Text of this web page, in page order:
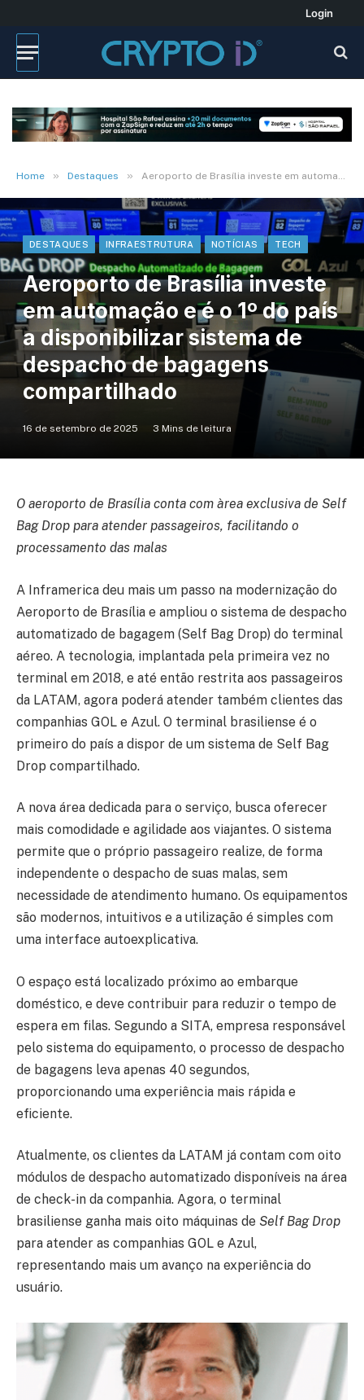
Login
Home » Destaques » Aeroporto de Brasília investe em automação e é o 1º do país a disponibilizar sistema de despacho de bagagens compartilhado
DESTAQUES INFRAESTRUTURA NOTÍCIAS TECH
Aeroporto de Brasília investe
em automação e é o 1º do país
a disponibilizar sistema de
despacho de bagagens
compartilhado
16 de setembro de 2025 3 Mins de leitura
O aeroporto de Brasília conta com àrea exclusiva de Self
Bag Drop para atender passageiros, facilitando o
processamento das malas
A Inframerica deu mais um passo na modernização do
Aeroporto de Brasília e ampliou o sistema de despacho
automatizado de bagagem (Self Bag Drop) do terminal
aéreo. A tecnologia, implantada pela primeira vez no
terminal em 2018, e até então restrita aos passageiros
da LATAM, agora poderá atender também clientes das
companhias GOL e Azul. O terminal brasiliense é o
primeiro do país a dispor de um sistema de Self Bag
Drop compartilhado.
A nova área dedicada para o serviço, busca oferecer
mais comodidade e agilidade aos viajantes. O sistema
permite que o próprio passageiro realize, de forma
independente o despacho de suas malas, sem
necessidade de atendimento humano. Os equipamentos
são modernos, intuitivos e a utilização é simples com
uma interface autoexplicativa.
O espaço está localizado próximo ao embarque
doméstico, e deve contribuir para reduzir o tempo de
espera em filas. Segundo a SITA, empresa responsável
pelo sistema do equipamento, o processo de despacho
de bagagens leva apenas 40 segundos,
proporcionando uma experiência mais rápida e
eficiente.
Atualmente, os clientes da LATAM já contam com oito
módulos de despacho automatizado disponíveis na área
de check-in da companhia. Agora, o terminal
brasiliense ganha mais oito máquinas de Self Bag Drop
para atender as companhias GOL e Azul,
representando mais um avanço na experiência do
usuário.